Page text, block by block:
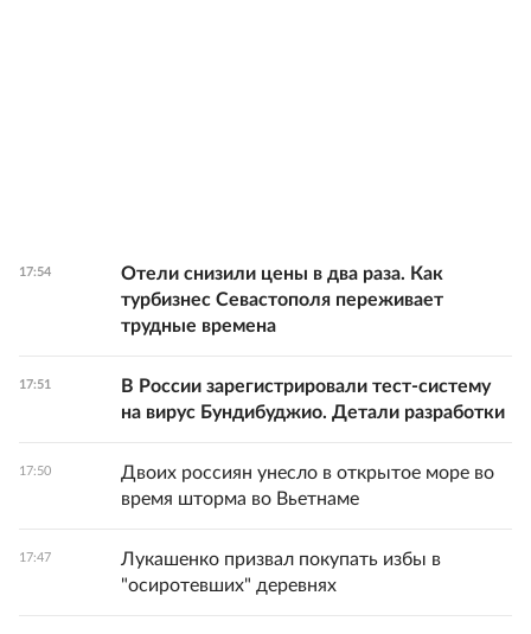
17:54
Отели снизили цены в два раза. Как
турбизнес Севастополя переживает
трудные времена
17:51
В России зарегистрировали тест-систему
на вирус Бундибуджио. Детали разработки
17:50
Двоих россиян унесло в открытое море во
время шторма во Вьетнаме
17:47
Лукашенко призвал покупать избы в
"осиротевших" деревнях